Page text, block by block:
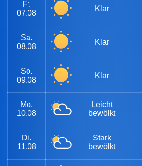
Fr.
07.08
Klar
Sa.
08.08
Klar
So.
09.08
Klar
Mo.
10.08
Leicht
bewölkt
Di.
11.08
Stark
bewölkt